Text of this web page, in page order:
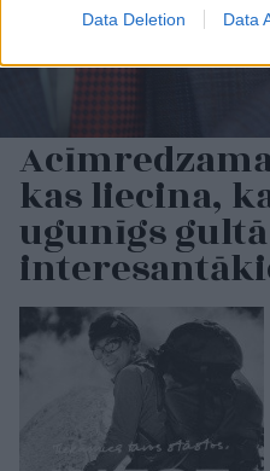
Data Deletion Data
kas liecina,
ugunīgs